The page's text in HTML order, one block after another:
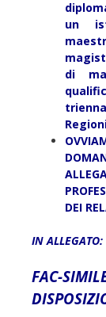
un
di
DEI
IN ALLEGATO:
FAC-